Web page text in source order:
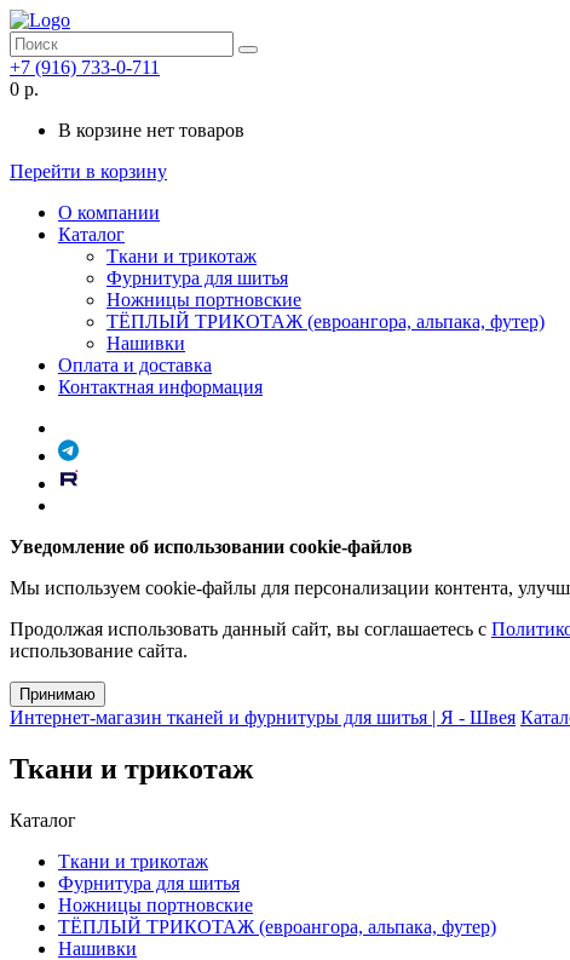
+7 (916) 733-0-711
0 р.
В корзине нет товаров
Перейти в корзину
О компании
Каталог
Ткани и трикотаж
Фурнитура для шитья
Ножницы портновские
ТЁПЛЫЙ ТРИКОТАЖ (евроангора, альпака, футер)
Нашивки
Оплата и доставка
Контактная информация
Уведомление об использовании cookie-файлов
Мы используем cookie-файлы для персонализации контента,
Продолжая использовать данный сайт, вы соглашаетесь с
использование сайта.
Принимаю
Интернет-магазин тканей и фурнитуры для шитья | Я - Швея
Ткани и трикотаж
Каталог
Ткани и трикотаж
Фурнитура для шитья
Ножницы портновские
ТЁПЛЫЙ ТРИКОТАЖ (евроангора, альпака, футер)
Нашивки